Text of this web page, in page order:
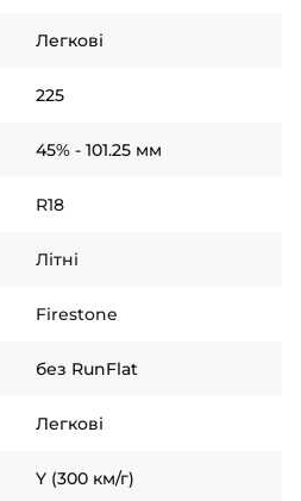
Легкові
225
45% - 101.25 мм
R18
Літні
Firestone
без RunFlat
Легкові
Y (300 км/г)